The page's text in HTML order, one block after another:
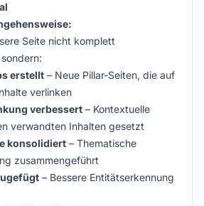
Seite nicht komplett
erstellt – Neue Pillar-Seiten, die auf
verlinken
verbessert – Kontextuelle
verwandten Inhalten gesetzt
konsolidiert – Thematische
zusammengeführt
– Bessere Entitätserkennung